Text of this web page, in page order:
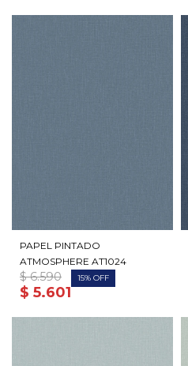
PAPEL PINTADO
ATMOSPHERE AT1024
$ 5.601
$ 6.590 15